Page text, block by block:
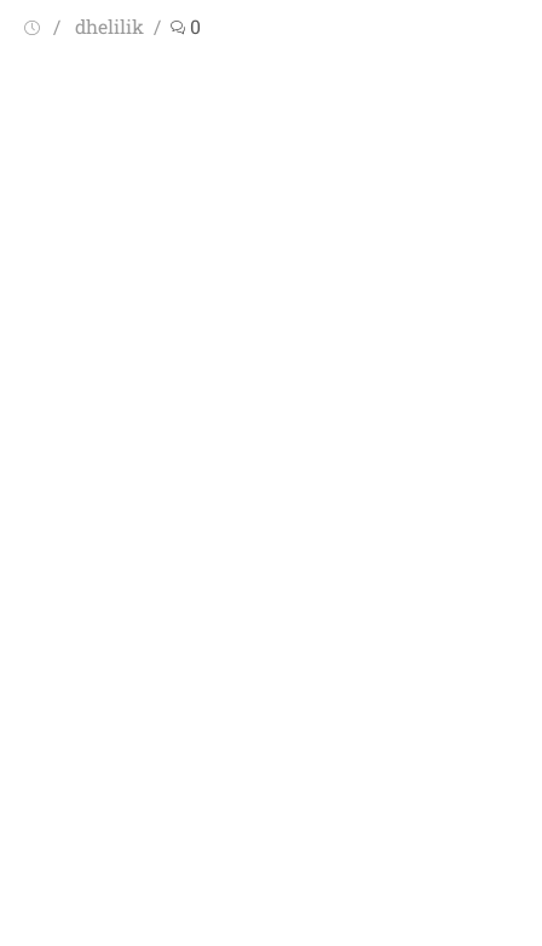
PostedAuthor
dhelilik 0